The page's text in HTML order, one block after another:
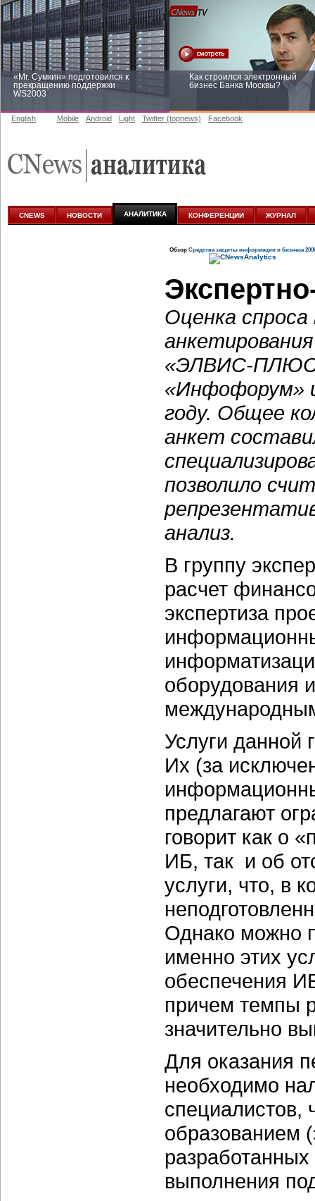
«Mr. Сумкин» подготовился к
прекращению поддержки
WS2003
Как строился электронный
бизнес Банка Москвы?
аналитике
English Mobile Android Light Twitter (topnews) Facebook
CNEWS НОВОСТИ АНАЛИТИКА КОНФЕРЕНЦИИ ЖУРНАЛ
Обзор Средства защиты информации и бизнеса
Оценка спроса
«ЭЛВИС-ПЛЮС»
«Инфофорум»
году. Общее
анкет
позволило
анализ.
В группу
расчет
экспертиза
оборудования
Услуги данной
Их (за
предлагают
говорит как о
ИБ, так и об
услуги, что, в
Однако можно
именно этих
обеспечения
причем темпы
значительно
Для оказания
необходимо
образованием
выполнения